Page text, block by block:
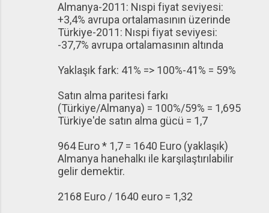
Almanya-2011: Nıspi fiyat seviyesi:
+3,4% avrupa ortalamasının üzerinde
Türkiye-2011: Nıspi fiyat seviyesi:
-37,7% avrupa ortalamasının altında
Yaklaşık fark: 41% => 100%-41% = 59%
Satın alma paritesi farkı
(Türkiye/Almanya) = 100%/59% = 1,695
Türkiye'de satın alma gücü = 1,7
964 Euro * 1,7 = 1640 Euro (yaklaşık)
Almanya hanehalkı ile karşılaştırılabilir
gelir demektir.
2168 Euro / 1640 euro = 1,32